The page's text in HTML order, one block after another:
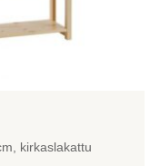
kirkaslakattu